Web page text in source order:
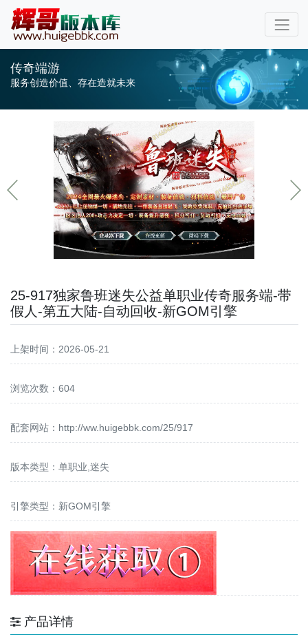
传奇端游
服务创造价值、存在造就未来
25-917独家鲁班迷失公益单职业传奇服务端-带
假人-第五大陆-自动回收-新GOM引擎
上架时间：2026-05-21
浏览次数：604
配套网站： http://ww.huigebbk.com/25/917
版本类型：单职业,迷失
引擎类型：新GOM引擎
产品详情